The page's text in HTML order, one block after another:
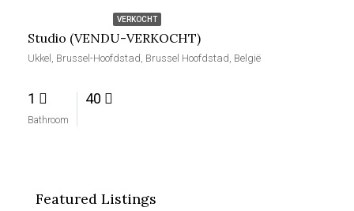
VERKOCHT
Studio (VENDU-VERKOCHT)
Ukkel, Brussel-Hoofdstad, Brussel Hoofdstad, België
1
Bathroom
40
Featured Listings